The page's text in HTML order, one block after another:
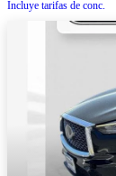
Incluye tarifas de conc.